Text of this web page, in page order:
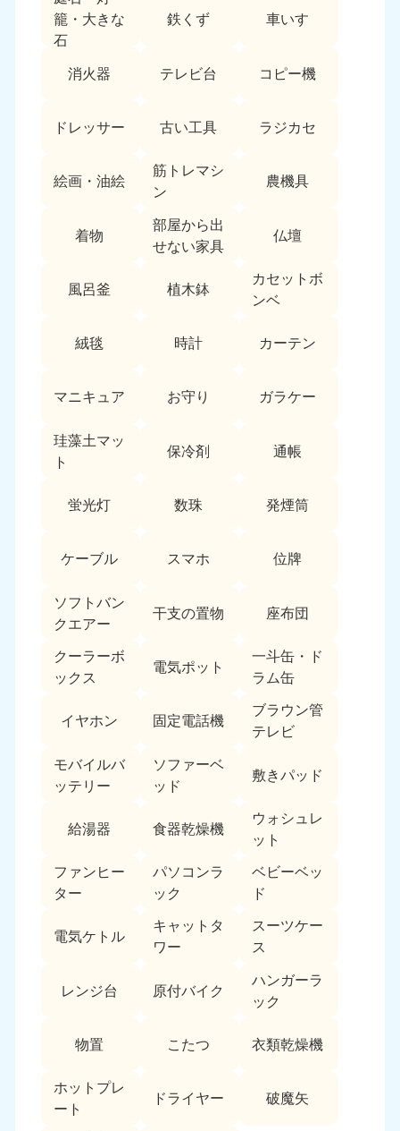
籠・大きな
石
鉄くず 車いす
消火器 テレビ台 コピー機
ドレッサー 古い工具 ラジカセ
絵画・油絵
筋トレマシ
ン
農機具
着物
部屋から出
せない家具
仏壇
風呂釜 植木鉢
カセットボ
ンベ
絨毯 時計 カーテン
マニキュア お守り ガラケー
珪藻土マッ
ト
保冷剤 通帳
蛍光灯 数珠 発煙筒
ケーブル スマホ 位牌
ソフトバン
クエアー
干支の置物 座布団
クーラーボ
ックス
電気ポット
一斗缶・ド
ラム缶
イヤホン 固定電話機
ブラウン管
テレビ
モバイルバ
ッテリー
ソファーベ
ッド
敷きパッド
給湯器 食器乾燥機
ウォシュレ
ット
ファンヒー
ター
パソコンラ
ック
ベビーベッ
ド
電気ケトル
キャットタ
ワー
スーツケー
ス
レンジ台 原付バイク
ハンガーラ
ック
物置 こたつ 衣類乾燥機
ホットプレ
ート
ドライヤー 破魔矢
広島県
050-1881-5144
9:00〜19:00 年中無休
鳥取県
050-1881-5145
9:00〜19:00 年中無休
四国
050-1880-9899
9:00〜19:00 年中無休
050-1880-9898
9:00〜19:00 年中無休
愛媛県
9:00〜19:00 年中無休
高知県
050-1880-9897
福岡県
9:00〜19:00 年中無休
佐賀県
9:00〜19:00 年中無休
050-1880-9891 050-1880-9889
大分県
9:00〜19:00 年中無休
宮崎県
050-1880-9892
9:00〜19:00 年中無休
050-1880-9887
9:00〜19:00 年中無休